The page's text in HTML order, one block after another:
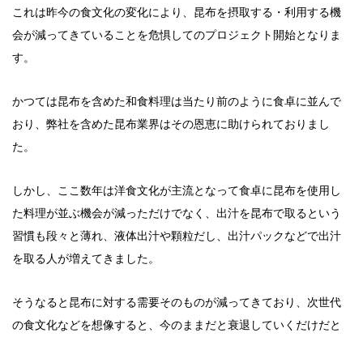
これは昨今の食文化の変化により、昆布を摂取する・利用する機
会が減ってきていることを危惧してのプロジェクト開始となりま
す。
かつては昆布を含めた和食料理は当たり前のように食卓に並んで
おり、弊社を含めた昆布業界はその恩恵に助けられておりまし
た。
しかし、ここ数年は洋食文化が主流となって食卓に昆布を使用し
た料理が並ぶ機会が減っただけでなく、出汁を昆布で取るという
習慣も段々と薄れ、液体出汁や顆粒だし、出汁パックなどで出汁
を取る人が増えてきました。
そうなると昆布に対する需要そのものが減ってきており、次世代
の食文化などを想像すると、今のままだと衰退していくだけだと